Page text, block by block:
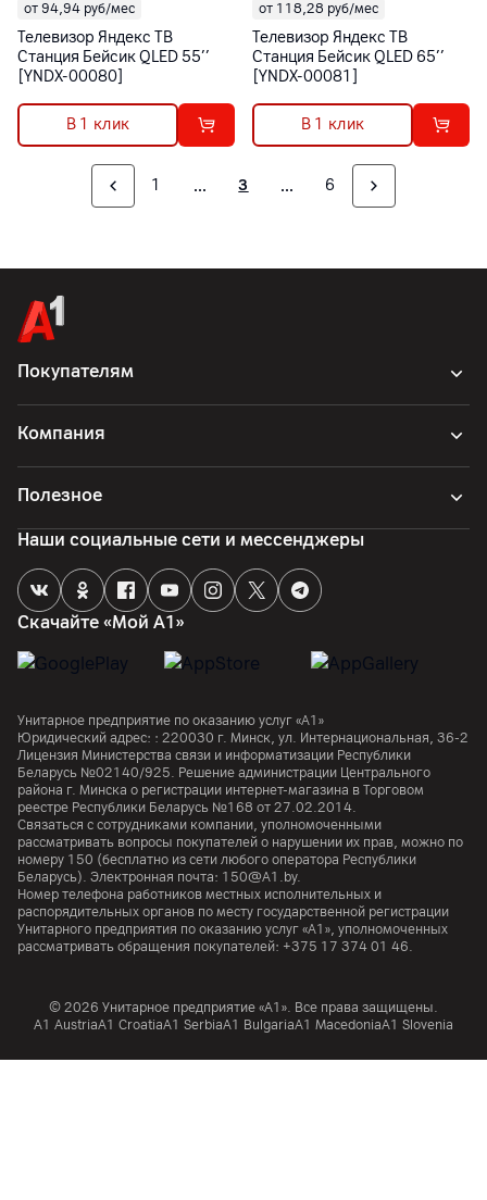
от 94,94 руб/мес
Телевизор Яндекс ТВ
Станция Бейсик QLED 55’’
[YNDX-00080]
В 1 клик
от 118,28 руб/мес
Телевизор Яндекс ТВ
Станция Бейсик QLED 65’’
[YNDX-00081]
В 1 клик
1 3 6
Покупателям
Компания
Полезное
Скачайте «Мой А1»
Наши социальные сети и мессенджеры
Унитарное предприятие по оказанию услуг «А1»
Юридический адрес: : 220030 г. Минск, ул. Интернациональная, 36-2
Лицензия Министерства связи и информатизации Республики
Беларусь №02140/925. Решение администрации Центрального
района г. Минска о регистрации интернет-магазина в Торговом
реестре Республики Беларусь №168 от 27.02.2014.
Связаться с сотрудниками компании, уполномоченными
рассматривать вопросы покупателей о нарушении их прав, можно по
номеру 150 (бесплатно из сети любого оператора Республики
Беларусь). Электронная почта: 150@A1.by.
Номер телефона работников местных исполнительных и
распорядительных органов по месту государственной регистрации
Унитарного предприятия по оказанию услуг «А1», уполномоченных
рассматривать обращения покупателей: +375 17 374 01 46.
© 2026 Унитарное предприятие «А1». Все права защищены.
A1 AustriaA1 CroatiaА1 SerbiaA1 BulgariaA1 MacedoniaA1 Slovenia